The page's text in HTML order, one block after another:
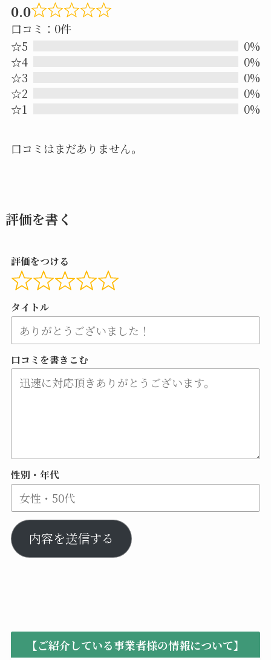
0.0
Rated
口コミ：0件
☆5
0%
☆4
0%
☆3
0%
☆2
0%
☆1
0%
口コミはまだありません。
評価を書く
評価をつける
タイトル
口コミを書きこむ
性別・年代
内容を送信する
【ご紹介している事業者様の情報について】